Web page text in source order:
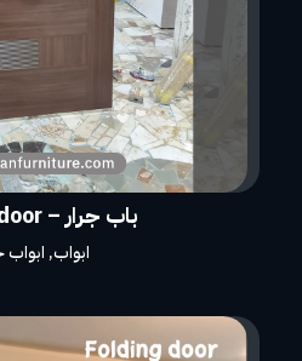
باب جرار – sliding door
ابواب, ابواب